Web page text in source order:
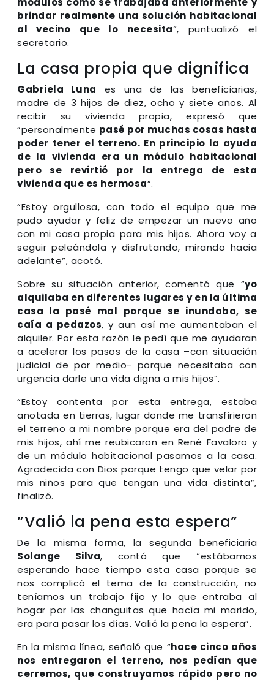
brindar realmente una solución habitacional
al vecino que lo necesita”, puntualizó el
secretario.
La casa propia que dignifica
Gabriela Luna es una de las beneficiarias,
madre de 3 hijos de diez, ocho y siete años. Al
recibir su vivienda propia, expresó que
“personalmente pasé por muchas cosas hasta
poder tener el terreno. En principio la ayuda
de la vivienda era un módulo habitacional
pero se revirtió por la entrega de esta
vivienda que es hermosa”.
“Estoy orgullosa, con todo el equipo que me
pudo ayudar y feliz de empezar un nuevo año
con mi casa propia para mis hijos. Ahora voy a
seguir peleándola y disfrutando, mirando hacia
adelante”, acotó.
Sobre su situación anterior, comentó que “yo
alquilaba en diferentes lugares y en la última
casa la pasé mal porque se inundaba, se
caía a pedazos, y aun así me aumentaban el
alquiler. Por esta razón le pedí que me ayudaran
a acelerar los pasos de la casa –con situación
judicial de por medio- porque necesitaba con
urgencia darle una vida digna a mis hijos”.
“Estoy contenta por esta entrega, estaba
anotada en tierras, lugar donde me transfirieron
el terreno a mi nombre porque era del padre de
mis hijos, ahí me reubicaron en René Favaloro y
de un módulo habitacional pasamos a la casa.
Agradecida con Dios porque tengo que velar por
mis niños para que tengan una vida distinta”,
finalizó.
”Valió la pena esta espera”
De la misma forma, la segunda beneficiaria
Solange Silva, contó que “estábamos
esperando hace tiempo esta casa porque se
nos complicó el tema de la construcción, no
teníamos un trabajo fijo y lo que entraba al
hogar por las changuitas que hacía mi marido,
era para pasar los días. Valió la pena la espera”.
En la misma línea, señaló que “hace cinco años
nos entregaron el terreno, nos pedían que
cerremos, que construyamos rápido pero no